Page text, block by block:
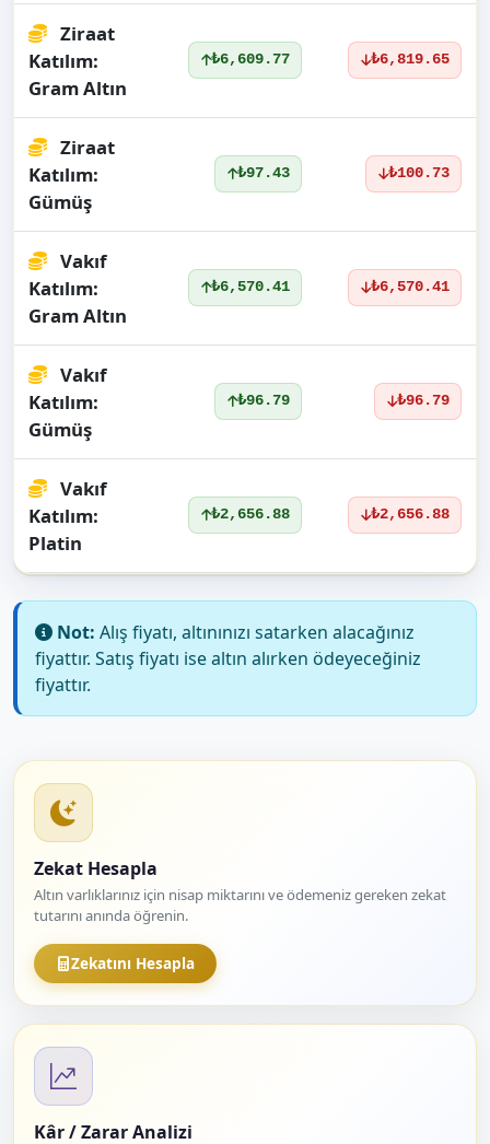
Ziraat
Katılım:
Gram Altın
₺6,609.77 ₺6,819.65
Ziraat
Katılım:
Gümüş
₺97.43 ₺100.73
Vakıf
Katılım:
Gram Altın
₺6,570.41 ₺6,570.41
Vakıf
Katılım:
Gümüş
₺96.79 ₺96.79
Vakıf
Katılım:
Platin
₺2,656.88 ₺2,656.88
Not: Alış fiyatı, altınınızı satarken alacağınız
fiyattır. Satış fiyatı ise altın alırken ödeyeceğiniz
fiyattır.
Zekat Hesapla
Altın varlıklarınız için nisap miktarını ve ödemeniz gereken zekat
tutarını anında öğrenin.
Zekatını Hesapla
Kâr / Zarar Analizi